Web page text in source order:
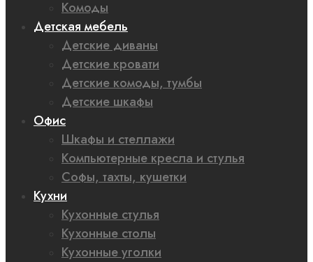
Комоды
Детская мебель
Детские диваны
Детские кровати
Детские комоды, тумбы
Детские шкафы
Офис
Шкафы и стеллажи
Компьютерные кресла и стулья
Софы, тахты, кушетки
Кухни
Кухонные стулья
Кухонные столы
Кухонные уголки